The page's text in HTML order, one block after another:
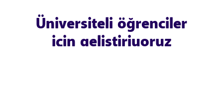
Üniversiteli öğrenciler
için geliştiriyoruz